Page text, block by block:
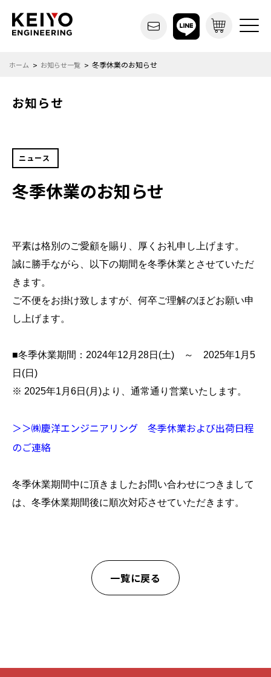
ホーム お知らせ一覧 冬季休業のお知らせ
お知らせ
ニュース
冬季休業のお知らせ
平素は格別のご愛顧を賜り、厚くお礼申し上げます。
誠に勝手ながら、以下の期間を冬季休業とさせていただ
きます。
ご不便をお掛け致しますが、何卒ご理解のほどお願い申
し上げます。
■冬季休業期間：2024年12月28日(土) ～ 2025年1月5
日(日)
※ 2025年1月6日(月)より、通常通り営業いたします。
＞＞㈱慶洋エンジニアリング 冬季休業および出荷日程
のご連絡
冬季休業期間中に頂きましたお問い合わせにつきまして
は、冬季休業期間後に順次対応させていただきます。
一覧に戻る